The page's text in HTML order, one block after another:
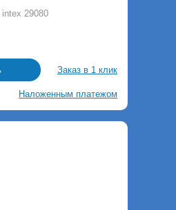
intex 29080
Заказ в 1 клик
Наложенным платежом